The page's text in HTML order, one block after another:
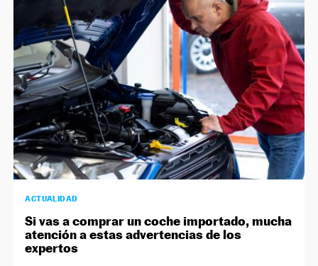
ACTUALIDAD
Si vas a comprar un coche importado, mucha
atención a estas advertencias de los
expertos